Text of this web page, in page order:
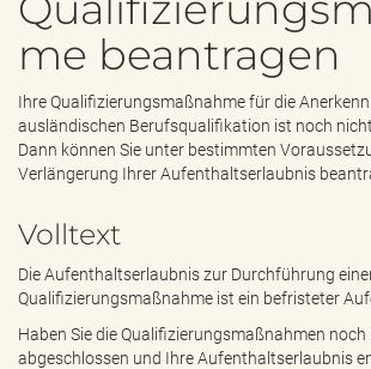
me beantragen
Ihre Qualifizierungsmaßnahme für die
ausländischen Berufsqualifikation ist noch
Dann können Sie unter bestimmten
Verlängerung Ihrer Aufenthaltserlaubnis
Volltext
Die Aufenthaltserlaubnis zur Durchführung
Qualifizierungsmaßnahme ist ein befristeter
Haben Sie die Qualifizierungsmaßnahmen noch
abgeschlossen und Ihre Aufenthaltserlaubnis